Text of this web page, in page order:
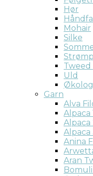
Hør
Mohair
Silke
Tweed
Uld
Garn
Alva
Alpaca
Alpaca
Alpaca
Anina
Aran